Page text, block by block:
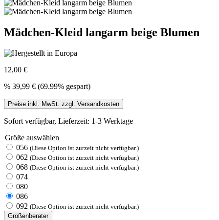
Mädchen-Kleid langarm beige Blumen
12,00 €
% 39,99 € (69.99% gespart)
Preise inkl. MwSt. zzgl. Versandkosten
Sofort verfügbar, Lieferzeit: 1-3 Werktage
Größe auswählen
056 (Diese Option ist zurzeit nicht verfügbar.)
062 (Diese Option ist zurzeit nicht verfügbar.)
068 (Diese Option ist zurzeit nicht verfügbar.)
074
080
086
092 (Diese Option ist zurzeit nicht verfügbar.)
Größenberater